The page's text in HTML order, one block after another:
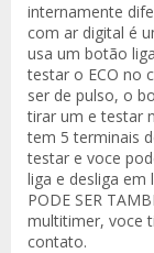
internamente
com ar digital é
usa um botão
testar o ECO no
ser de pulso, o
tirar um e testar
tem 5 terminais
testar e voce
liga e desliga em
PODE SER
multitimer, voce
contato.